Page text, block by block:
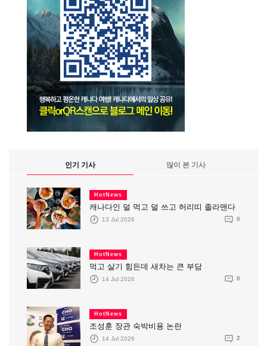
인기 기사 많이 본 기사
HotNews
캐나다인 덜 먹고 덜 쓰고 허리띠 졸라맨다
13 Jul 2026 0
HotNews
먹고 살기 힘든데 새차는 큰 부담
14 Jul 2026 0
HotNews
조성훈 장관 숙박비용 논란
14 Jul 2026 2